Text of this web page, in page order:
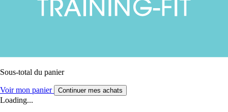
Sous-total du panier
Voir mon panier Continuer mes achats
Loading...